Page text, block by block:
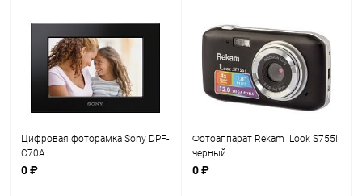
Цифровая фоторамка Sony DPF-
C70A
0 ₽
Фотоаппарат Rekam iLook S755i
черный
0 ₽